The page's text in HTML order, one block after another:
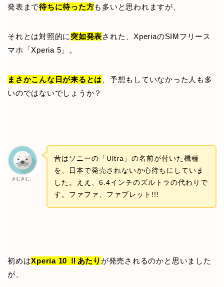
発表まで待ちに待った方も多いと思われますが、
それとは対照的に 突如発表された、XperiaのSIMフリース
マホ「Xperia 5」。
まさかこんな日が来るとは 、予想もしていなかった人も多
いのではないでしょうか？
きむきむ。
昔はソニーの「Ultra」の名前が付いた機種
を、日本で発売されないか心待ちにしていま
した。ええ、6.4インチのズルトラの代わりで
す。ファファ、ファブレット!!!
初めはXperia 10 Ⅱあたり が発売されるのかと思いました
が、